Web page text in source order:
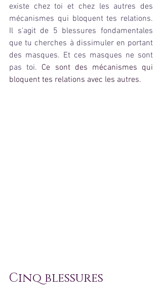
existe chez toi et chez les autres des
mécanismes qui bloquent tes relations.
Il s'agit de 5 blessures fondamentales
que tu cherches à dissimuler en portant
des masques. Et ces masques ne sont
pas toi. Ce sont des mécanismes qui
bloquent tes relations avec les autres.
Cinq blessures